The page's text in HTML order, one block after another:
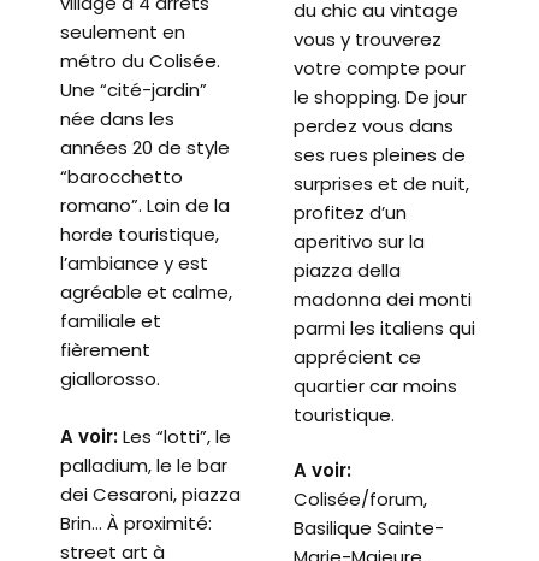
seulement en
métro du Colisée.
Une “cité-jardin”
née dans les
années 20 de style
“barocchetto
romano”. Loin de la
horde touristique,
l’ambiance y est
agréable et calme,
familiale et
fièrement
giallorosso.
A voir:Les “lotti”, le
palladium, le le bar
dei Cesaroni, piazza
Brin… À proximité:
street art à
du chic au vintage
vous y trouverez
votre compte pour
le shopping. De jour
perdez vous dans
ses rues pleines de
surprises et de nuit,
profitez d’un
aperitivo sur la
piazza della
madonna dei monti
parmi les italiens qui
apprécient ce
quartier car moins
touristique.
A voir:
Colisée/forum,
Basilique Sainte-